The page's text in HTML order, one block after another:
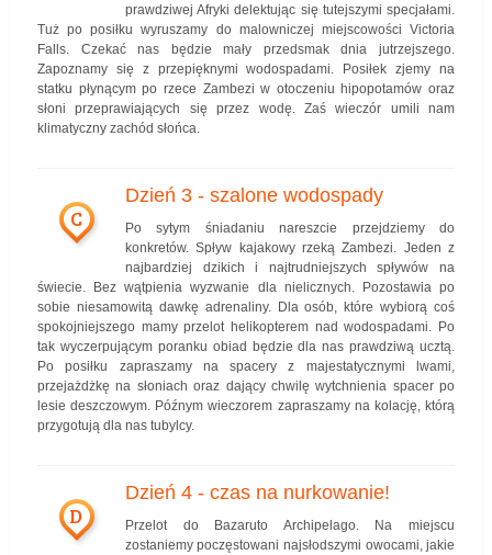
prawdziwej Afryki delektując się tutejszymi specjałami.
Tuż po posiłku wyruszamy do malowniczej miejscowości Victoria
Falls. Czekać nas będzie mały przedsmak dnia jutrzejszego.
Zapoznamy się z przepięknymi wodospadami. Posiłek zjemy na
statku płynącym po rzece Zambezi w otoczeniu hipopotamów oraz
słoni przeprawiających się przez wodę. Zaś wieczór umili nam
klimatyczny zachód słońca.
C
Dzień 3 - szalone wodospady
Po sytym śniadaniu nareszcie przejdziemy do
konkretów. Spływ kajakowy rzeką Zambezi. Jeden z
najbardziej dzikich i najtrudniejszych spływów na
świecie. Bez wątpienia wyzwanie dla nielicznych. Pozostawia po
sobie niesamowitą dawkę adrenaliny. Dla osób, które wybiorą coś
spokojniejszego mamy przelot helikopterem nad wodospadami. Po
tak wyczerpującym poranku obiad będzie dla nas prawdziwą ucztą.
Po posiłku zapraszamy na spacery z majestatycznymi lwami,
przejażdżkę na słoniach oraz dający chwilę wytchnienia spacer po
lesie deszczowym. Późnym wieczorem zapraszamy na kolację, którą
przygotują dla nas tubylcy.
D
Dzień 4 - czas na nurkowanie!
Przelot do Bazaruto Archipelago. Na miejscu
zostaniemy poczęstowani najsłodszymi owocami, jakie